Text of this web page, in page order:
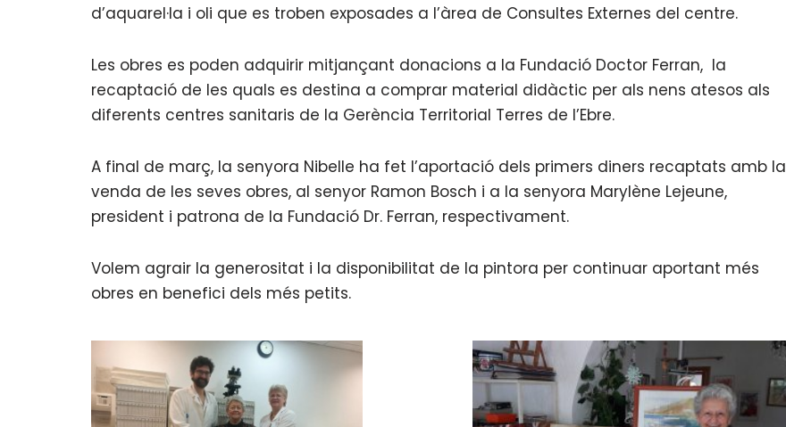
d’aquarel·la i oli que es troben exposades a l’àrea de Consultes Externes del centre.
Les obres es poden adquirir mitjançant donacions a la Fundació Doctor Ferran, la
recaptació de les quals es destina a comprar material didàctic per als nens atesos als
diferents centres sanitaris de la Gerència Territorial Terres de l’Ebre.
A final de març, la senyora Nibelle ha fet l’aportació dels primers diners recaptats amb la
venda de les seves obres, al senyor Ramon Bosch i a la senyora Marylène Lejeune,
president i patrona de la Fundació Dr. Ferran, respectivament.
Volem agrair la generositat i la disponibilitat de la pintora per continuar aportant més
obres en benefici dels més petits.